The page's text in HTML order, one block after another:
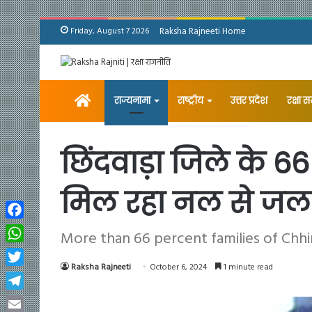
Friday, August 7 2026 Raksha Rajneeti Home
Homeराज्यनामा राष्ट्रीय उत्तर प्रदेश रक्षा
छिंदवाड़ा जिले के
मिल रहा नल से जल
More than 66 percent families of
Raksha Rajneeti October 6, 2024 1 minute read
Facebook
WhatsApp
Twitter
Telegram